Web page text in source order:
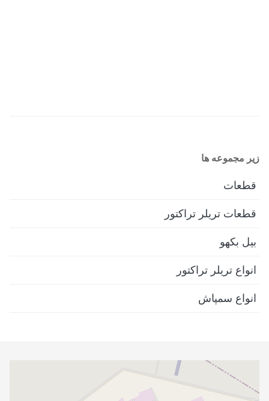
زیر مجموعه ها
قطعات
قطعات تریلر تراکتور
بیل بکهو
انواع تریلر تراکتور
انواع سمپاش